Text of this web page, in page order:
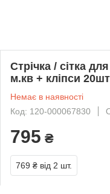
Стрічка / сітка
м.кв + кліпси
Немає в наявності
Код: 120-000067830
795 ₴
769 ₴ від 2 шт.